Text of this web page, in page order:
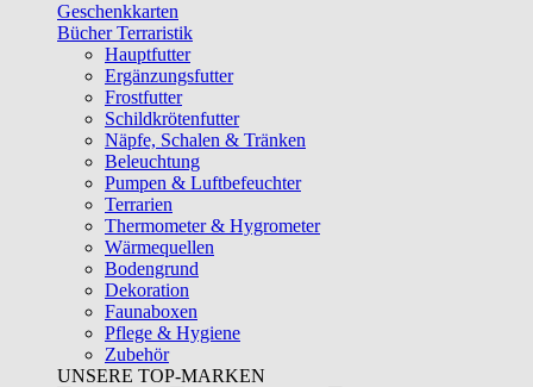
Geschenkkarten
Bücher Terraristik
Hauptfutter
Ergänzungsfutter
Frostfutter
Schildkrötenfutter
Näpfe, Schalen & Tränken
Beleuchtung
Pumpen & Luftbefeuchter
Terrarien
Thermometer & Hygrometer
Wärmequellen
Bodengrund
Dekoration
Faunaboxen
Pflege & Hygiene
Zubehör
UNSERE TOP-MARKEN